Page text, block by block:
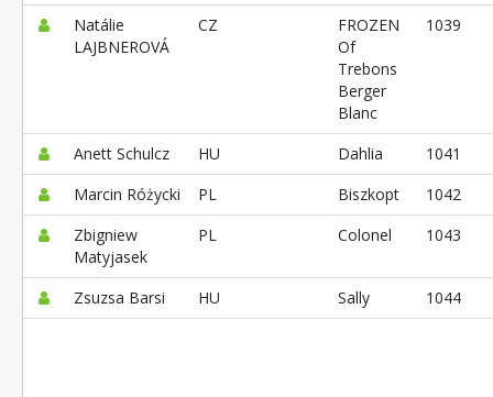
Natálie
LAJBNEROVÁ
CZ
FROZEN
Of
Trebons
Berger
Blanc
1039
Anett Schulcz HU Dahlia
1041
Marcin Różycki
PL Biszkopt
1042
Zbigniew
Matyjasek
PL Colonel 1043
Zsuzsa Barsi HU Sally 1044